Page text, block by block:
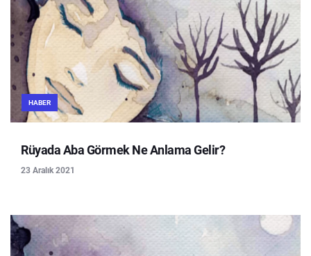
HABER
Rüyada Aba Görmek Ne Anlama Gelir?
23 Aralık 2021